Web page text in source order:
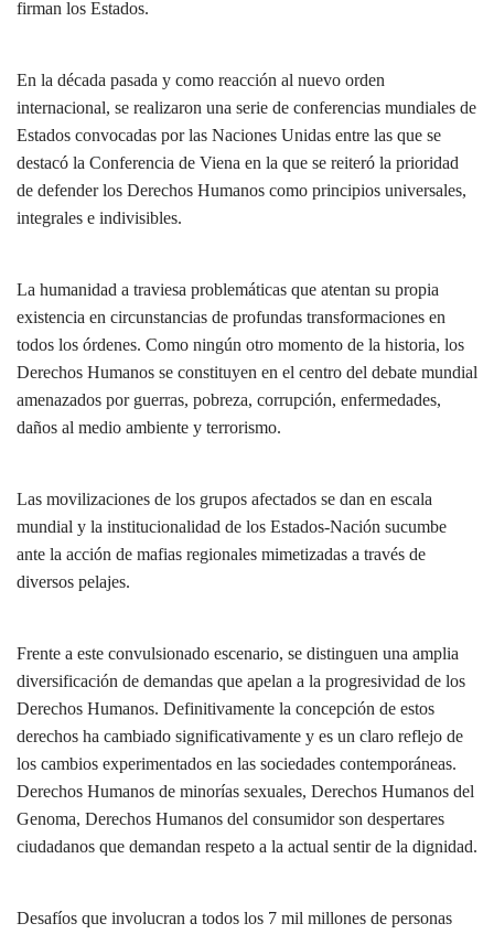
firman los Estados.
En la década pasada y como reacción al nuevo orden
internacional, se realizaron una serie de conferencias mundiales de
Estados convocadas por las Naciones Unidas entre las que se
destacó la Conferencia de Viena en la que se reiteró la prioridad
de defender los Derechos Humanos como principios universales,
integrales e indivisibles.
La humanidad a traviesa problemáticas que atentan su propia
existencia en circunstancias de profundas transformaciones en
todos los órdenes. Como ningún otro momento de la historia, los
Derechos Humanos se constituyen en el centro del debate mundial
amenazados por guerras, pobreza, corrupción, enfermedades,
daños al medio ambiente y terrorismo.
Las movilizaciones de los grupos afectados se dan en escala
mundial y la institucionalidad de los Estados-Nación sucumbe
ante la acción de mafias regionales mimetizadas a través de
diversos pelajes.
Frente a este convulsionado escenario, se distinguen una amplia
diversificación de demandas que apelan a la progresividad de los
Derechos Humanos. Definitivamente la concepción de estos
derechos ha cambiado significativamente y es un claro reflejo de
los cambios experimentados en las sociedades contemporáneas.
Derechos Humanos de minorías sexuales, Derechos Humanos del
Genoma, Derechos Humanos del consumidor son despertares
ciudadanos que demandan respeto a la actual sentir de la dignidad.
Desafíos que involucran a todos los 7 mil millones de personas